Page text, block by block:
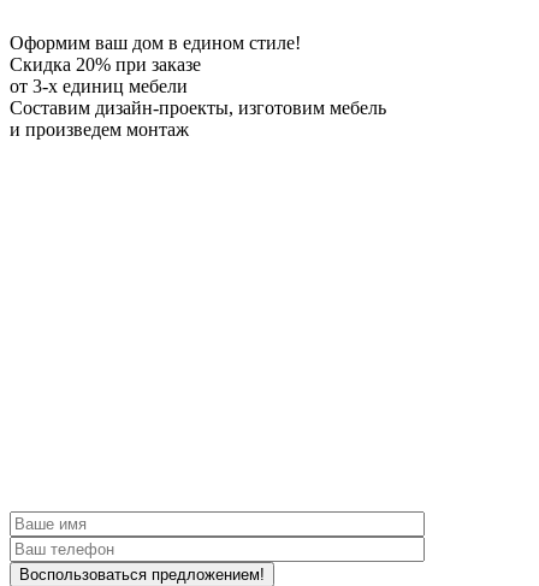
Оформим ваш дом в едином стиле!
Скидка 20% при заказе
от 3-х единиц мебели
Составим дизайн-проекты, изготовим мебель
и произведем монтаж